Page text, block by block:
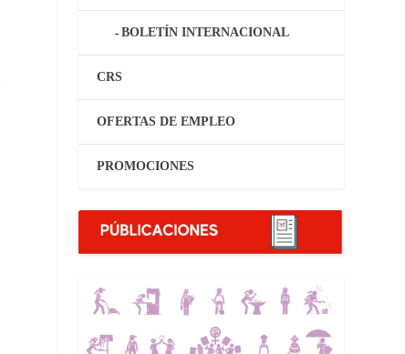
BOLETÍN INTERNACIONAL
CRS
OFERTAS DE EMPLEO
PROMOCIONES